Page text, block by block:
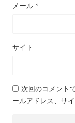
メール *
サイト
次回のコメント
ールアドレス、サイ